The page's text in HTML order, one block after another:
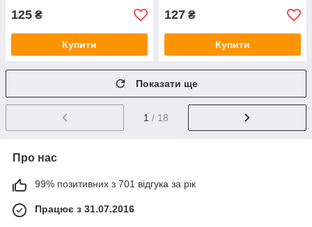
125 ₴
Купити
127 ₴
Купити
Показати ще
1 / 18
Про нас
99% позитивних з 701 відгука за рік
Працює з 31.07.2016